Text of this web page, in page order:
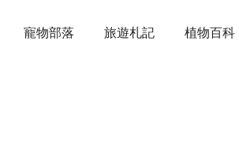
寵物部落 旅遊札記 植物百科